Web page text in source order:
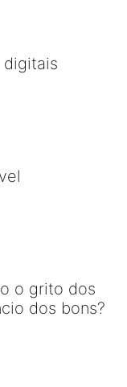
o grito dos
dos bons?